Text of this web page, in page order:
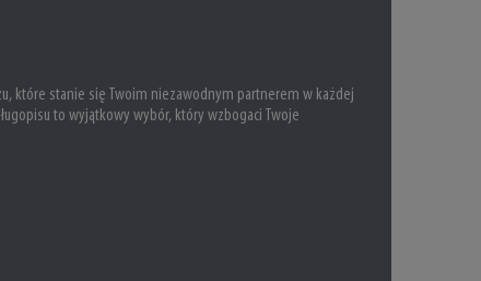
które stanie się Twoim niezawodnym partnerem w każdej
to wyjątkowy wybór, który wzbogaci Twoje